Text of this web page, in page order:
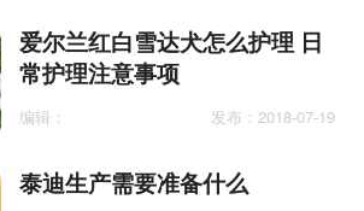
爱尔兰红白雪达犬怎么护理 日
常护理注意事项
编辑： 发布：2018-07-19
泰迪生产需要准备什么